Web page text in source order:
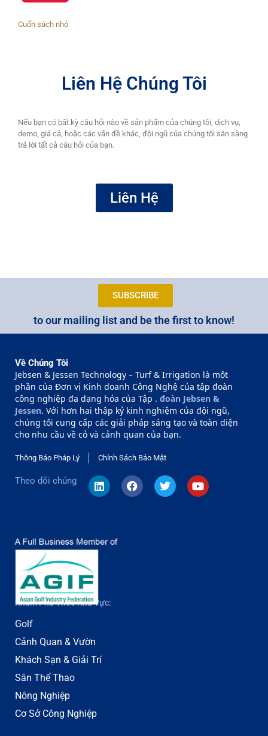
Cuốn sách nhỏ
Liên Hệ Chúng Tôi
Nếu bạn có bất kỳ câu hỏi nào về sản phẩm của chúng tôi, dịch vụ,
demo, giá cả, hoặc các vấn đề khác, đội ngũ của chúng tôi sẵn sàng
trả lời tất cả câu hỏi của bạn.
Liên Hệ
SUBSCRIBE
to our mailing list and be the first to know!
Về Chúng Tôi
Jebsen & Jessen Technology – Turf & Irrigation là một
phần của Đơn vị Kinh doanh Công Nghệ của tập đoàn
công nghiệp đa dạng hóa của Tập . đoàn Jebsen &
Jessen. Với hơn hai thập kỷ kinh nghiệm của đội ngũ,
chúng tôi cung cấp các giải pháp sáng tạo và toàn diện
cho nhu cầu về cỏ và cảnh quan của bạn.
Thông Báo Pháp Lý Chính Sách Bảo Mật
Theo dõi chúng
Khám Phá Theo Khu Vực:
Golf
Cảnh Quan & Vườn
Khách Sạn & Giải Trí
Sân Thể Thao
Nông Nghiệp
Cơ Sở Công Nghiệp